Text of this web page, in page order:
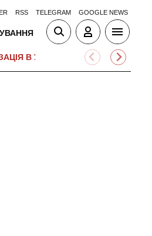
RSS TELEGRAM GOOGLE NEWS
В УКРАЇНІ ВІЙНА НА